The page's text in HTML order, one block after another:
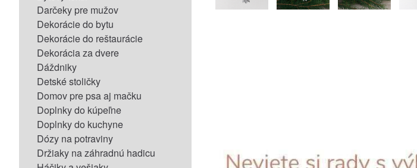
Darčeky pre mužov
Dekorácie do bytu
Dekorácie do reštaurácie
Dekorácia za dvere
Dáždniky
Detské stoličky
Domov pre psa aj mačku
Doplnky do kúpeľne
Doplnky do kuchyne
Dózy na potraviny
Držiaky na záhradnú hadicu